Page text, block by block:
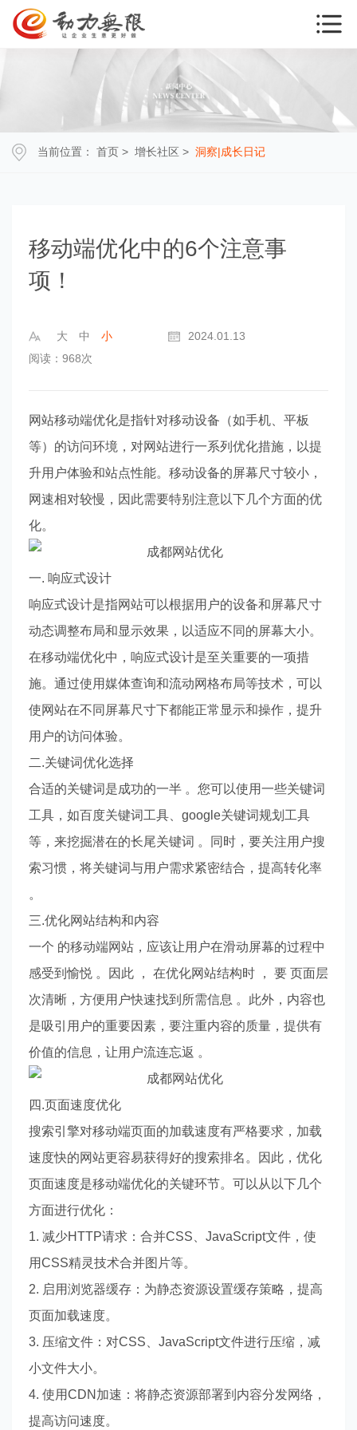
当前位置： 首页 > 增长社区 > 洞察|成长日记
移动端优化中的6个注意事
项！
大 中 小
2024.01.13
阅读：968次
网站移动端优化是指针对移动设备（如手机、平板
等）的访问环境，对网站进行一系列优化措施，以提
升用户体验和站点性能。移动设备的屏幕尺寸较小，
网速相对较慢，因此需要特别注意以下几个方面的优
化。
一. 响应式设计
响应式设计是指网站可以根据用户的设备和屏幕尺寸
动态调整布局和显示效果，以适应不同的屏幕大小。
在移动端优化中，响应式设计是至关重要的一项措
施。通过使用媒体查询和流动网格布局等技术，可以
使网站在不同屏幕尺寸下都能正常显示和操作，提升
用户的访问体验。
二.关键词优化选择
合适的关键词是成功的一半 。您可以使用一些关键词
工具，如百度关键词工具、google关键词规划工具
等，来挖掘潜在的长尾关键词 。同时，要关注用户搜
索习惯，将关键词与用户需求紧密结合，提高转化率
。
三.优化网站结构和内容
一个 的移动端网站，应该让用户在滑动屏幕的过程中
感受到愉悦 。因此 ， 在优化网站结构时 ， 要 页面层
次清晰，方便用户快速找到所需信息 。此外，内容也
是吸引用户的重要因素，要注重内容的质量，提供有
价值的信息，让用户流连忘返 。
四.页面速度优化
搜索引擎对移动端页面的加载速度有严格要求，加载
速度快的网站更容易获得好的搜索排名。因此，优化
页面速度是移动端优化的关键环节。可以从以下几个
方面进行优化：
1. 减少HTTP请求：合并CSS、JavaScript文件，使
用CSS精灵技术合并图片等。
2. 启用浏览器缓存：为静态资源设置缓存策略，提高
页面加载速度。
3. 压缩文件：对CSS、JavaScript文件进行压缩，减
小文件大小。
4. 使用CDN加速：将静态资源部署到内容分发网络，
提高访问速度。